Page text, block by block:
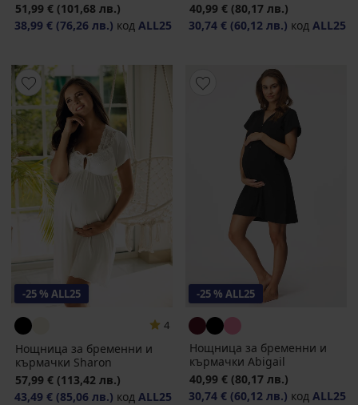
51,99 € (101,68 лв.)
38,99 € (76,26 лв.) код ALL25
40,99 € (80,17 лв.)
30,74 € (60,12 лв.) код ALL25
-25 % ALL25
4
Нощница за бременни и
кърмачки Sharon
57,99 € (113,42 лв.)
43,49 € (85,06 лв.) код ALL25
-25 % ALL25
Нощница за бременни и
кърмачки Abigail
40,99 € (80,17 лв.)
30,74 € (60,12 лв.) код ALL25